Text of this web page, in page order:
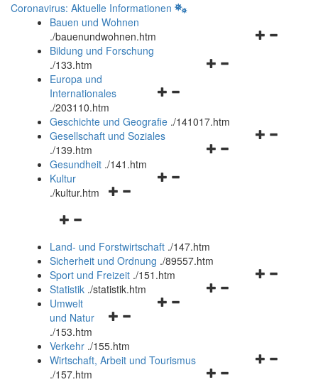
Coronavirus: Aktuelle Informationen
Bauen und Wohnen
./bauenundwohnen.htm
Navigationsmenü
Bildung und Forschung
./133.htm
Navigationsmenü
und
schließen
Europa und
Internationales
./203110.htm
Geschichte und Geografie ./141017.htm
Navigationsmenü
Gesellschaft und Soziales
./139.htm
Navigationsmenü
Gesundheit ./141.htm
Navigationsmenü
Kultur
./kultur.htm
Navigationsmenü
und
schließen
Land- und Forstwirtschaft ./147.htm
Sicherheit und Ordnung ./89557.htm
Navigationsmenü
Sport und Freizeit ./151.htm
Navigationsmenü
Statistik ./statistik.htm
Navigationsmenü
und
schließen
Umwelt
und Natur
./153.htm
Verkehr ./155.htm
Navigationsmenü
Wirtschaft, Arbeit und Tourismus
./157.htm